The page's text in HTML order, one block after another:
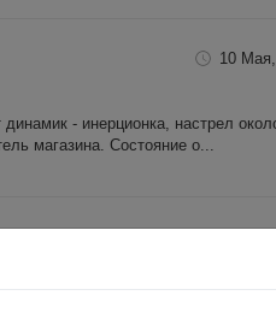
10
- инерционка, настрел
магазина. Состояние о...
не большой. Оптика не